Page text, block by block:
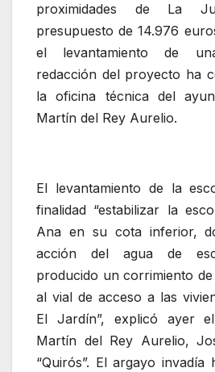
proximidades de La
presupuesto de 14.976
el levantamiento de
redacción del proyecto ha
la oficina técnica del
Martín del Rey Aurelio.
El levantamiento de la
finalidad “estabilizar la
Ana en su cota inferior,
acción del agua de
producido un corrimiento
al vial de acceso a las
El Jardín”, explicó ayer
Martín del Rey Aurelio,
“Quirós”. El argayo invadía